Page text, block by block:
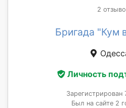
2
Бригада "Кум
Личность
Зарегистрирован
Был на сайте 2